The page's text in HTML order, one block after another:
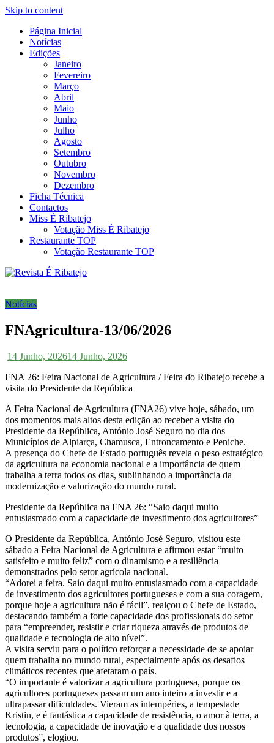
Skip to content
É Ribatejo – Revista Social
Online
Revista Social Online
Página Inicial
Notícias
Edições
Janeiro
Fevereiro
Março
Abril
Maio
Junho
Julho
Agosto
Setembro
Outubro
Novembro
Dezembro
Ficha Técnica
Contactos
Miss É Ribatejo
Votação Miss É Ribatejo
Restaurante TOP
Votação Restaurante TOP
Notícias
FNAgricultura-13/06/2026
14 Junho, 202614 Junho, 2026
FNA 26: Feira Nacional de Agricultura / Feira do Ribatejo recebe a
visita do Presidente da República
A Feira Nacional de Agricultura (FNA26) vive hoje, sábado, um
dos momentos mais altos desta edição ao receber a visita do
Presidente da República, António José Seguro no dia dos
Municípios de Alpiarça, Chamusca, Entroncamento e Peniche.
A presença do Chefe de Estado português revela o peso estratégico
da agricultura na economia nacional e a importância de quem
trabalha a terra todos os dias, sublinhando a importância da
modernização e valorização do mundo rural.
Presidente da República na FNA 26: “Saio daqui muito
entusiasmado com a capacidade de investimento dos agricultores”
O Presidente da República, António José Seguro, visitou este
sábado a Feira Nacional de Agricultura e afirmou estar “muito
satisfeito e muito feliz” com o dinamismo e a resiliência
demonstrados pelo setor agrícola nacional.
“Adorei a feira. Saio daqui muito entusiasmado com a capacidade
de investimento dos agricultores portugueses e com a sua coragem,
porque hoje a agricultura não é fácil”, realçou o Chefe de Estado,
destacando também a forte capacidade dos profissionais do setor
para “empreender, resistir e criar riqueza através de produtos de
qualidade e tecnologia de alto nível”.
A visita serviu para o político reforçar a necessidade de se apoiar
quem trabalha no mundo rural, especialmente após os desafios
climáticos recentes que afetaram o país.
“O importante é valorizar a agricultura portuguesa, porque os
agricultores portugueses passam um ano inteiro a investir e a
ultrapassar dificuldades. Vieram as intempéries, a tempestade
Kristin, e é fantástica a capacidade de resistência, o amor à terra, a
tecnologia, a capacidade de inovação e a qualidade dos nossos
produtos”, elogiou.